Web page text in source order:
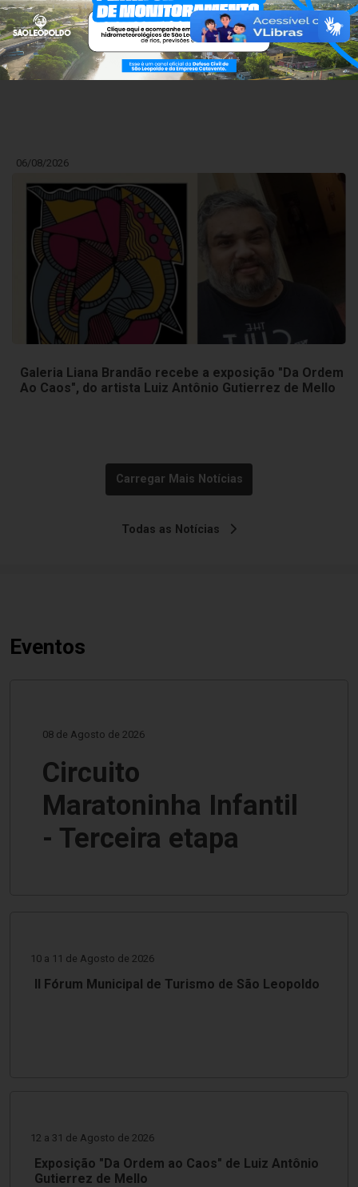
Fórum Municipal de Educação debate estratégias
para fortalecer a Educação Profissional e
Tecnológica em São Leopoldo
06/08/2026
Galeria Liana Brandão recebe a exposição "Da Ordem
Ao Caos", do artista Luiz Antônio Gutierrez de Mello
Carregar Mais Notícias
Todas as Notícias
Eventos
08 de Agosto de 2026
Circuito
Maratoninha Infantil
- Terceira etapa
10 a 11 de Agosto de 2026
II Fórum Municipal de Turismo de São Leopoldo
12 a 31 de Agosto de 2026
Exposição "Da Ordem ao Caos" de Luiz Antônio
Gutierrez de Mello